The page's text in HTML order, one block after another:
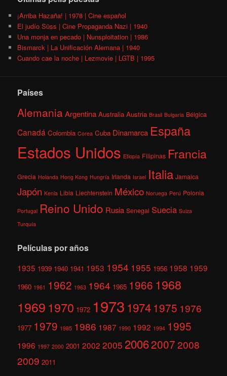
¡Arriba Hazaña! | 1978 | Cine español
El judío Süss | Cine Propaganda Nazi | 1940
Una monja en pecado | Nunsploitation | 1986
Bismarck | La Unificación Alemana | 1940
Cuando cae la noche | Lezmovie | LGTB | 1995
Países
AlemaniaArgentina Australia Austria Brasil Bulgaria Bélgica
Canadá Colombia Corea Cuba Dinamarca España
Estados Unidos Etiopía Filipinas Francia
Grecia Holanda Hong Kong Hungría Irlanda Israel Italia Jamaica
Japón Kenia Libia Liechtenstein México Noruega Perú Polonia
Portugal Reino Unido Rusia Senegal Suecia Suiza
Turquía
Películas por años
1935 1939 1940 1941 1953 1954 1955 1956 1958 1959
1960 1961 1962 1963 1964 1965 1966 1968
1969 1970 1972 1973 1974 1975 1976
1977 1979 1985 1986 1987 1990 1992 1994 1995
1996 1997 2000 2001 2002 2005 200620072008
2009 2011